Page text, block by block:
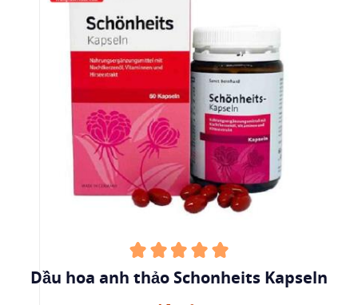
Dầu hoa anh thảo Schonheits Kapseln